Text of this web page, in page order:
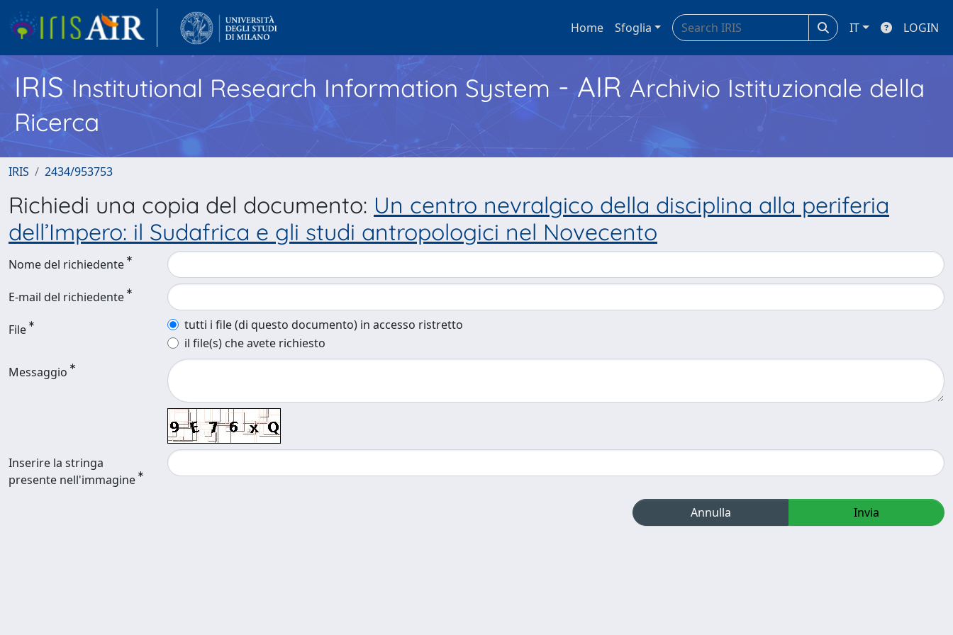
Home Sfoglia IT LOGIN
IRISInstitutional Research Information System - AIR Archivio Istituzionale della
Ricerca
IRIS 2434/953753
Richiedi una copia del documento: Un centro nevralgico della disciplina alla periferia
dell’Impero: il Sudafrica e gli studi antropologici nel Novecento
Nome del richiedente
E-mail del richiedente
File
tutti i file (di questo documento) in accesso ristretto
il file(s) che avete richiesto
Messaggio
Inserire la stringa
presente nell'immagine
Annulla Invia